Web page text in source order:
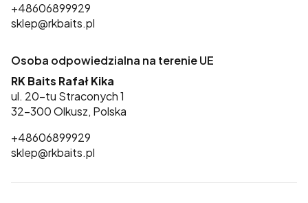
+48606899929
sklep@rkbaits.pl
Osoba odpowiedzialna na terenie UE
RK Baits Rafał Kika
ul. 20-tu Straconych 1
32-300 Olkusz, Polska
+48606899929
sklep@rkbaits.pl